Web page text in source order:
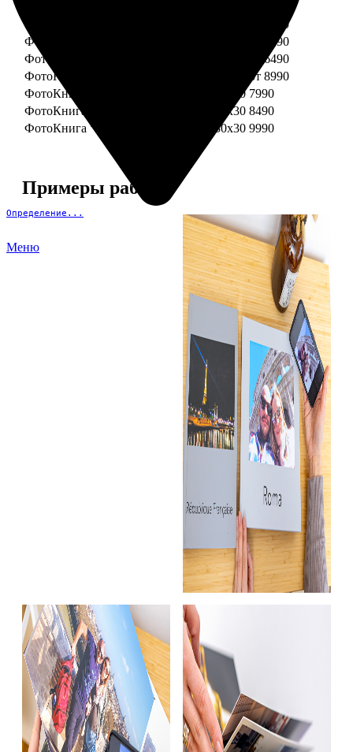
Определение...
Меню
ФотоКнига "Премиум" 20x30
от 4990
ФотоКнига "Премиум" 25x25
от 5990
ФотоКнига "Премиум" 30x30
от 6490
ФотоКнига "Премиум" 30x45
от 8990
ФотоКнига "Премиум" Свадебная 20x20 7990
ФотоКнига "Премиум" Свадебная 20x30 8490
ФотоКнига "Премиум" Свадебная 30x30 9990
Примеры работ